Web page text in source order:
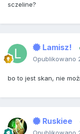
sczeline?
Lamisz!
Opublikowano
bo to jest skan, nie
Ruskiee